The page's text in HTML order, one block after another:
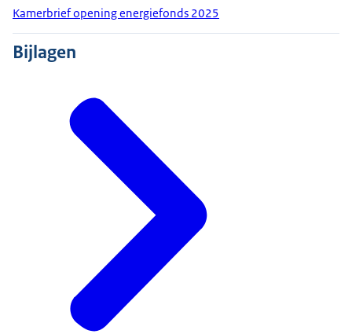
Kamerbrief opening energiefonds 2025
Bijlagen